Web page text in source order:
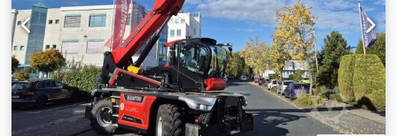
Transmissie: Hydrostatisch Snelheidsklasse: 20 Toestand:
Gereviseerd zonder garantie Technische toestand: Goed
Banden voor type: Lucht Credpsy A T H Aefx Al Ajf Banden
voor toestand: 60 - 80% Banden achter type: Lucht Banden
achter maat: 700x12 14PR Continental Banden achter
toestand: 80 - 100% Beschrijving: De MSI 30 is een
veelzijdige hefmasttruck en uniek in zijn soort. Hij kan